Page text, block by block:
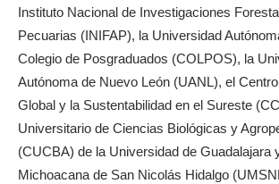
Instituto Nacional de Investigaciones
Pecuarias (INIFAP), la Universidad
Colegio de Posgraduados (COLPOS), la
Autónoma de Nuevo León (UANL), el
Global y la Sustentabilidad en el Sureste
Universitario de Ciencias Biológicas y
(CUCBA) de la Universidad de Guadalajara
Michoacana de San Nicolás Hidalgo